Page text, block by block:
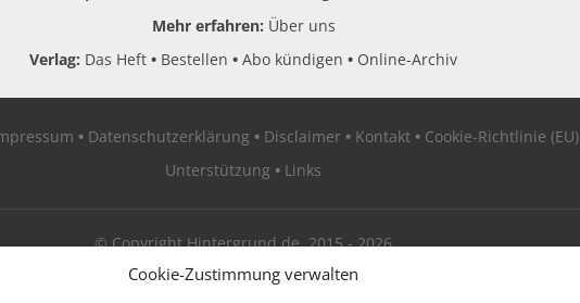
Cookie-Zustimmung verwalten
Mehr erfahren: Über uns
Verlag: Das Heft Bestellen Abo kündigen Online-Archiv
Datenschutzerklärung Disclaimer Kontakt
Cookie-Richtlinie (EU)
Unterstützung
Links
© Copyright Hintergrund.de, 2015 - 2026